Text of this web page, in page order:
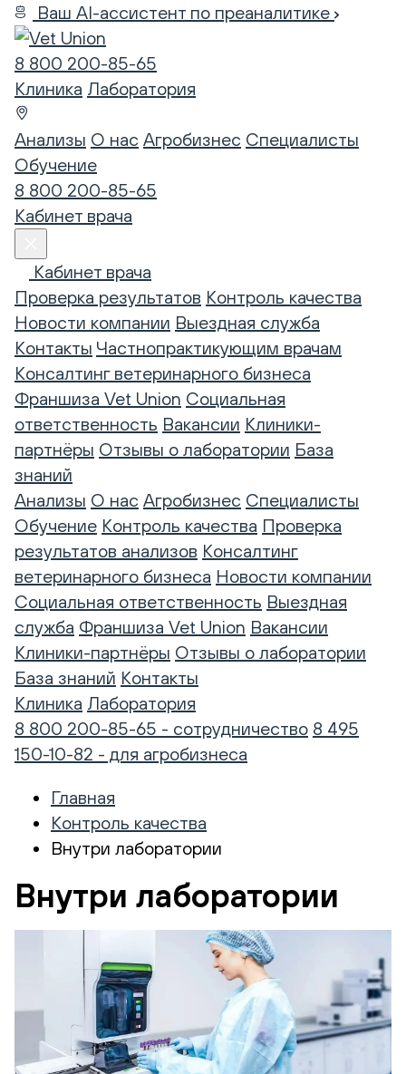
Ваш AI-ассистент по преаналитике
8 800 200-85-65
Клиника Лаборатория
Анализы О нас Агробизнес Специалисты
Обучение
8 800 200-85-65
Кабинет врача
Кабинет врача
Проверка результатов Контроль качества
Новости компании Выездная служба
Контакты Частнопрактикующим врачам
Консалтинг ветеринарного бизнеса
Франшиза Vet Union Социальная
ответственность Вакансии Клиники-
партнёры Отзывы о лаборатории База
знаний
Анализы О нас Агробизнес Специалисты
Обучение Контроль качества Проверка
результатов анализов Консалтинг
ветеринарного бизнеса Новости компании
Социальная ответственность Выездная
служба Франшиза Vet Union Вакансии
Клиники-партнёры Отзывы о лаборатории
База знаний Контакты
Клиника Лаборатория
8 800 200-85-65 - сотрудничество 8 495
150-10-82 - для агробизнеса
Главная
Контроль качества
Внутри лаборатории
Внутри лаборатории